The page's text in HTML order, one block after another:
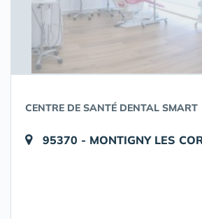
CENTRE DE SANTÉ DENTAL SMART
95370 - MONTIGNY LES